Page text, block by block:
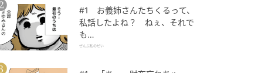
#1 お義姉さんたちくるって、
私話したよね？ ねぇ、それで
も…
ぜんぶ私のせい